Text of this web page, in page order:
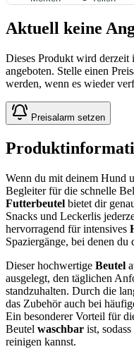
Aktuell keine
Dieses Produkt wird derzeit
angeboten. Stelle einen
werden, wenn es wieder
Preisalarm setzen
Wenn du mit deinem Hund
Begleiter für die schnelle
Futterbeutel bietet dir
Snacks und Leckerlis
hervorragend für intensives
Spaziergänge, bei denen
Dieser hochwertige Beutel
ausgelegt, den täglichen
standzuhalten. Durch die
das Zubehör auch bei
Ein besonderer Vorteil für
Beutel waschbar ist,
reinigen kannst.